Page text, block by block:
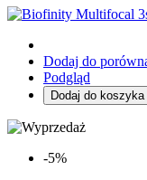
Dodaj do
Podgląd
Dodaj do koszyka
-5%